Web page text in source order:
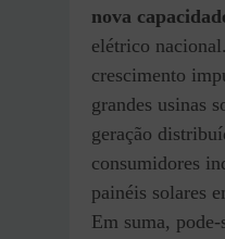
nova
elétrico
crescimento
grandes usinas
geração
consumidores
painéis solares
Em suma,